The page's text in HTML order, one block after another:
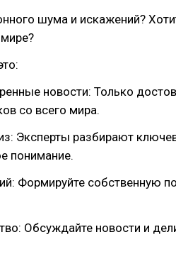
шума и искажений?
новости: Только
со всего мира.
Эксперты разбирают
понимание.
Формируйте собственную
Обсуждайте новости и